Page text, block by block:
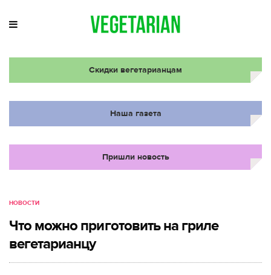
Скидки вегетарианцам
Наша газета
Пришли новость
НОВОСТИ
Что можно приготовить на гриле
вегетарианцу